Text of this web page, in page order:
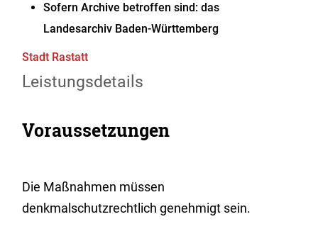
Sofern Archive betroffen sind: das
Landesarchiv Baden-Württemberg
Stadt Rastatt
Leistungsdetails
Voraussetzungen
Die Maßnahmen müssen
denkmalschutzrechtlich genehmigt sein.